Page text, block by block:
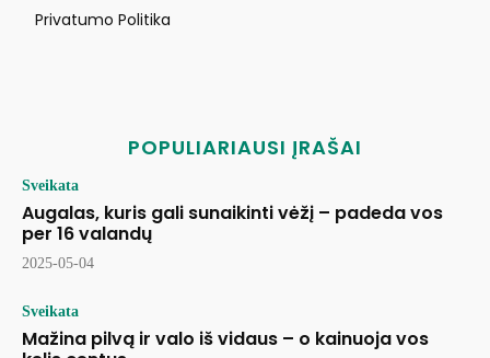
Privatumo Politika
POPULIARIAUSI ĮRAŠAI
Sveikata
Augalas, kuris gali sunaikinti vėžį – padeda vos
per 16 valandų
2025-05-04
Sveikata
Mažina pilvą ir valo iš vidaus – o kainuoja vos